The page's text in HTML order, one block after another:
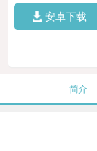
安卓下载
简介